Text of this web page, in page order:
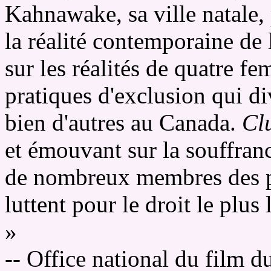
Kahnawake, sa ville
la réalité contemporaine
sur les réalités de quatre
pratiques d'exclusion qui
bien d'autres au Canada.
et émouvant sur la
de nombreux membres
luttent pour le droit le plus
»
-- Office national du film